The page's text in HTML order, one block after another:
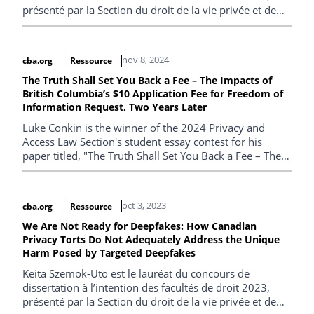
présenté par la Section du droit de la vie privée et de
l’accès à l’information. (uniquement en anglais)
cba.org Ressource nov 8, 2024
The Truth Shall Set You Back a Fee – The Impacts of
British Columbia’s $10 Application Fee for Freedom of
Information Request, Two Years Later
Luke Conkin is the winner of the 2024 Privacy and
Access Law Section's student essay contest for his
paper titled, "The Truth Shall Set You Back a Fee – The
Impacts of British Columbia’s $10 Application Fee for
cba.org Ressource oct 3, 2023
We Are Not Ready for Deepfakes: How Canadian
Privacy Torts Do Not Adequately Address the Unique
Harm Posed by Targeted Deepfakes
Keita Szemok-Uto est le lauréat du concours de
dissertation à l’intention des facultés de droit 2023,
présenté par la Section du droit de la vie privée et de